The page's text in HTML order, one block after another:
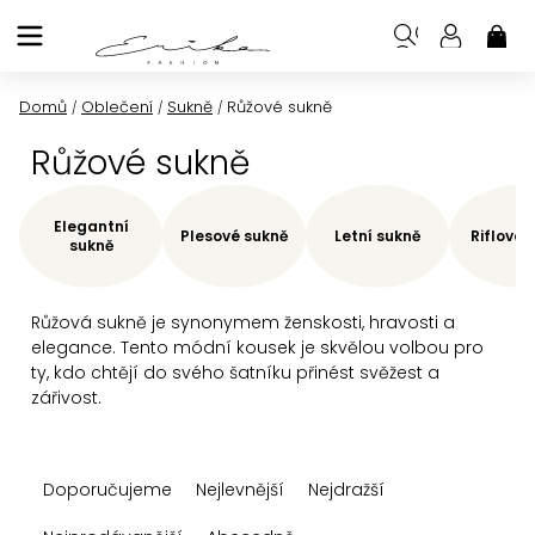
na
Domů / Oblečení / Sukně / Růžové sukně
Růžové sukně
Růžová sukně je synonymem ženskosti, hravosti a
elegance. Tento módní kousek je skvělou volbou pro
ty, kdo chtějí do svého šatníku přinést svěžest a
zářivost.
Elegantní
sukně
Plesové sukně Letní sukně Riflové
aDoporučujeme Nejlevnější
Nejdražší